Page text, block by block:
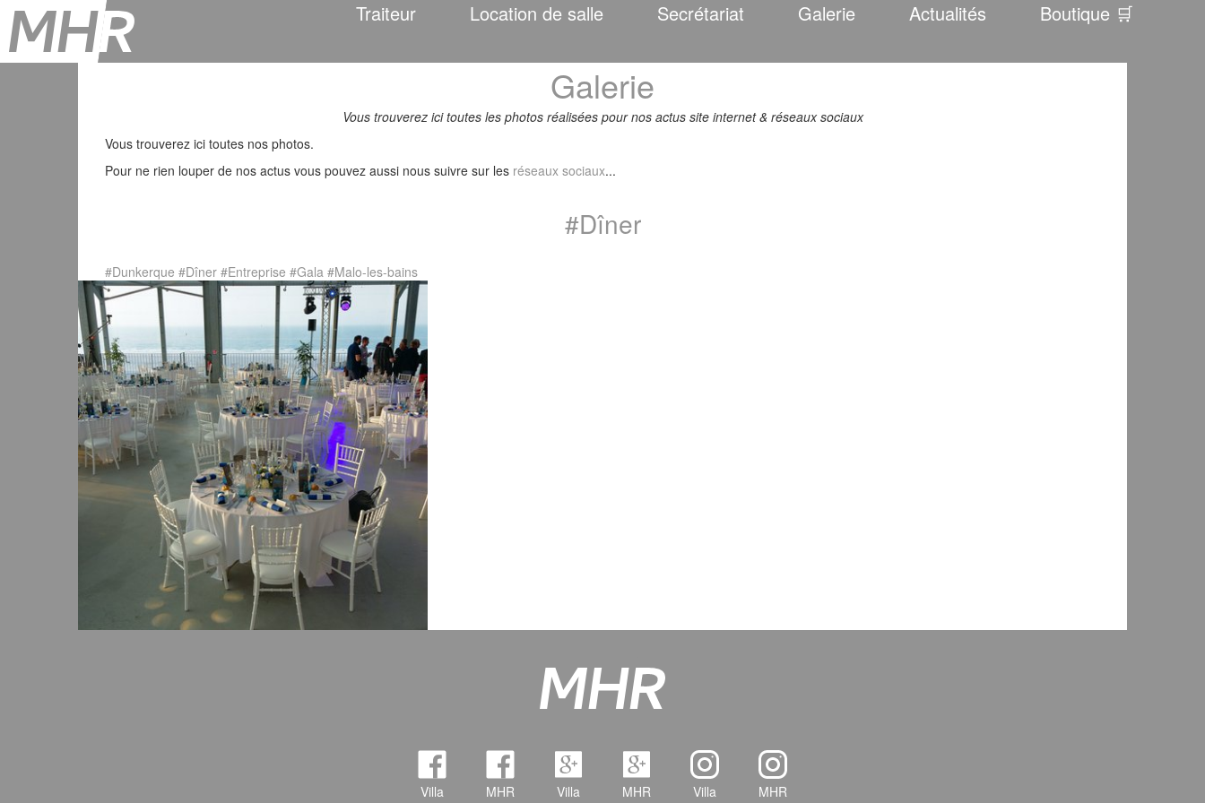
Traiteur Location de salle Secrétariat Galerie Actualités Boutique 🛒
Galerie
Vous trouverez ici toutes les photos réalisées pour nos actus site internet & réseaux sociaux
Vous trouverez ici toutes nos photos.
Pour ne rien louper de nos actus vous pouvez aussi nous suivre sur les réseaux sociaux...
#Dîner
#Dunkerque #Dîner #Entreprise #Gala #Malo-les-bains
Villa
MHR
Villa
MHR
Villa
MHR